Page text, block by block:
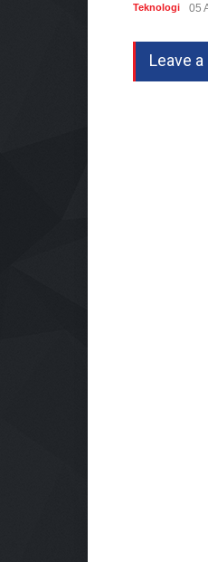
Teknologi 05
Leave